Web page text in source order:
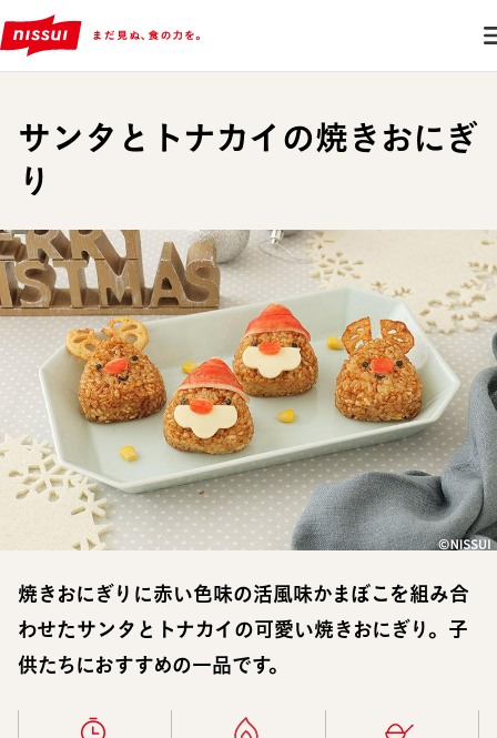
サンタとトナカイの焼きおにぎ
り
焼きおにぎりに赤い色味の活風味かまぼこを組み合
わせたサンタとトナカイの可愛い焼きおにぎり。子
供たちにおすすめの一品です。